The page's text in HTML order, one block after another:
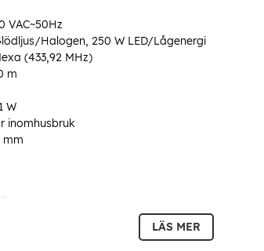
VAC~50Hz
Halogen, 250 W LED/Lågenergi
(433,92 MHz)
m
W
inomhusbruk
mm
LÄS MER